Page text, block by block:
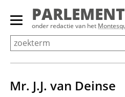
Overslaan
Primair
menu
tonen/verbergen
PARLEMENT
onder redactie van het
Mr. J.J. van Deinse